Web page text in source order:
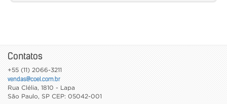
Contatos
+55 (11) 2066-3211
vendas@coel.com.br
Rua Clélia, 1810 - Lapa
São Paulo, SP CEP: 05042-001